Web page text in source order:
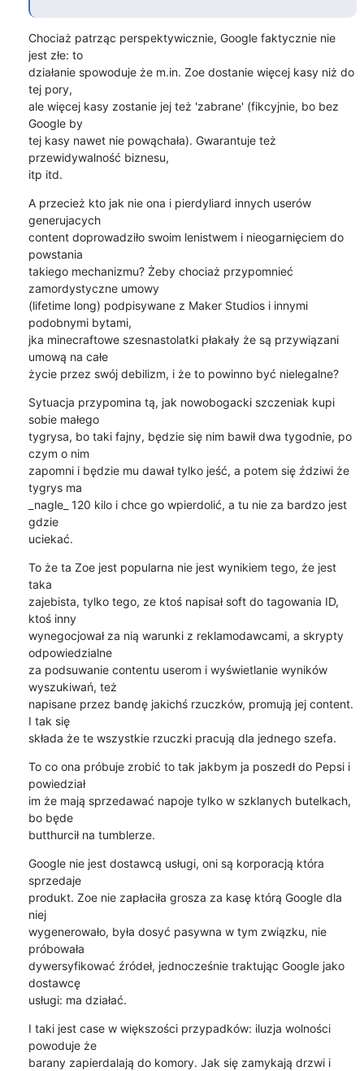
Chociaż patrząc perspektywicznie, Google faktycznie nie
jest złe: to
działanie spowoduje że m.in. Zoe dostanie więcej kasy niż do
tej pory,
ale więcej kasy zostanie jej też 'zabrane' (fikcyjnie, bo bez
Google by
tej kasy nawet nie powąchała). Gwarantuje też
przewidywalność biznesu,
itp itd.
A przecież kto jak nie ona i pierdyliard innych userów
generujacych
content doprowadziło swoim lenistwem i nieogarnięciem do
powstania
takiego mechanizmu? Żeby chociaż przypomnieć
zamordystyczne umowy
(lifetime long) podpisywane z Maker Studios i innymi
podobnymi bytami,
jka minecraftowe szesnastolatki płakały że są przywiązani
umową na całe
życie przez swój debilizm, i że to powinno być nielegalne?
Sytuacja przypomina tą, jak nowobogacki szczeniak kupi
sobie małego
tygrysa, bo taki fajny, będzie się nim bawił dwa tygodnie, po
czym o nim
zapomni i będzie mu dawał tylko jeść, a potem się ździwi że
tygrys ma
_nagle_ 120 kilo i chce go wpierdolić, a tu nie za bardzo jest
gdzie
uciekać.
To że ta Zoe jest popularna nie jest wynikiem tego, że jest
taka
zajebista, tylko tego, ze ktoś napisał soft do tagowania ID,
ktoś inny
wynegocjował za nią warunki z reklamodawcami, a skrypty
odpowiedzialne
za podsuwanie contentu userom i wyświetlanie wyników
wyszukiwań, też
napisane przez bandę jakichś rzuczków, promują jej content.
I tak się
składa że te wszystkie rzuczki pracują dla jednego szefa.
To co ona próbuje zrobić to tak jakbym ja poszedł do Pepsi i
powiedział
im że mają sprzedawać napoje tylko w szklanych butelkach,
bo będe
butthurcił na tumblerze.
Google nie jest dostawcą usługi, oni są korporacją która
sprzedaje
produkt. Zoe nie zapłaciła grosza za kasę którą Google dla
niej
wygenerowało, była dosyć pasywna w tym związku, nie
próbowała
dywersyfikować źródeł, jednocześnie traktując Google jako
dostawcę
usługi: ma działać.
I taki jest case w większości przypadków: iluzja wolności
powoduje że
barany zapierdalają do komory. Jak się zamykają drzwi i